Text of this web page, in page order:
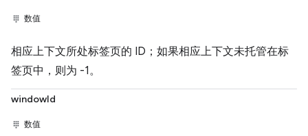
数值
相应上下文所处标签页的 ID；如果相应上下文未托管在标
签页中，则为 -1。
windowId
数值